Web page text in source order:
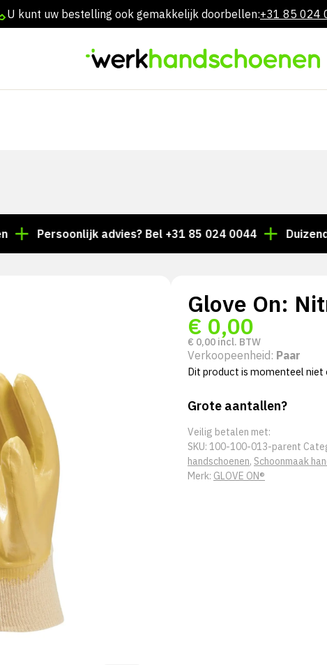
U kunt uw bestelling ook gemakkelijk doorbellen:+31 85 024
Persoonlijk advies? Bel +31 85 024 0044 Duizenden
Glove On:
€ 0,00
€ 0,00 incl. BTW
Verkoopeenheid: Paar
Dit product is momenteel niet
Grote aantallen?
Veilig betalen met:
SKU: 100-100-013-parent
handschoenen, Schoonmaak
Merk: GLOVE ON®